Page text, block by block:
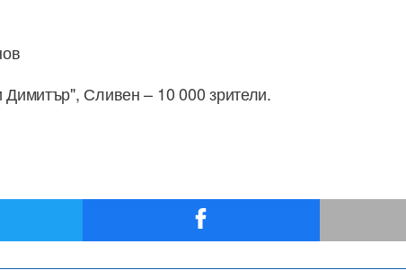
Сливен – 10 000 зрители.